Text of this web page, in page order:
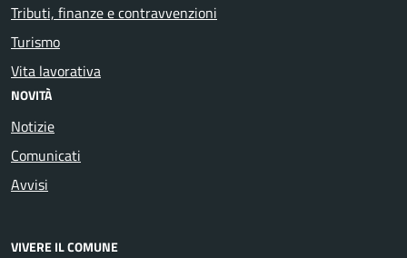
Tributi, finanze e contravvenzioni
Turismo
Vita lavorativa
NOVITÀ
Notizie
Comunicati
Avvisi
VIVERE IL COMUNE